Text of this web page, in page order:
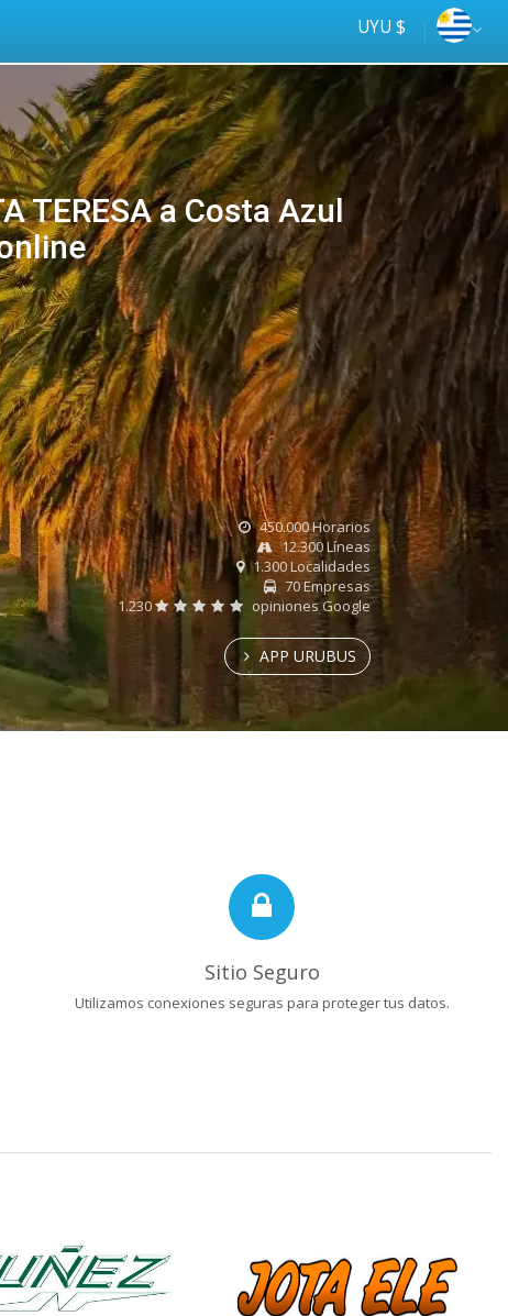
UYU $
TERESA a Costa Azul
online
Tus
ómnibus
450.000 Horarios
12.300 Líneas
1.300 Localidades
70 Empresas
1.230
opiniones Google
APP URUBUS
Sitio Seguro
Utilizamos conexiones seguras para proteger tus datos.